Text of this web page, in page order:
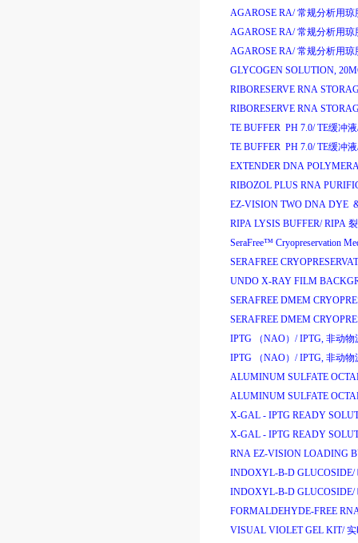
AGAROSE RA/ 常规分析用琼
AGAROSE RA/ 常规分析用琼
AGAROSE RA/ 常规分析用琼
GLYCOGEN SOLUTION,
RIBORESERVE RNA
RIBORESERVE RNA
TE BUFFER PH 7.0/ TE缓冲液
TE BUFFER PH 7.0/ TE缓冲液
EXTENDER DNA
RIBOZOL PLUS RNA
EZ-VISION TWO DNA DYE
RIPA LYSIS BUFFER/ RIPA
SeraFree™ Cryopreservation
SERAFREE
UNDO X-RAY FILM
SERAFREE DMEM
SERAFREE DMEM
IPTG （NAO）/ IPTG, 非动物
IPTG （NAO）/ IPTG, 非动物
ALUMINUM SULFATE
ALUMINUM SULFATE
X-GAL - IPTG READY
X-GAL - IPTG READY
RNA EZ-VISION LOADING
INDOXYL-B-D GLUCOSIDE/
INDOXYL-B-D GLUCOSIDE/
FORMALDEHYDE-FREE
VISUAL VIOLET GEL KIT/